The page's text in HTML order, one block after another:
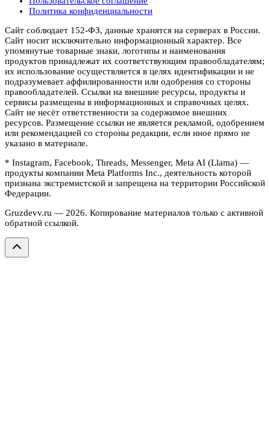
Политика конфиденциальности
Сайт соблюдает 152-ФЗ, данные хранятся на серверах в России.
Сайт носит исключительно информационный характер. Все
упомянутые товарные знаки, логотипы и наименования
продуктов принадлежат их соответствующим правообладателям;
их использование осуществляется в целях идентификации и не
подразумевает аффилированности или одобрения со стороны
правообладателей. Ссылки на внешние ресурсы, продукты и
сервисы размещены в информационных и справочных целях.
Сайт не несёт ответственности за содержимое внешних
ресурсов. Размещение ссылки не является рекламой, одобрением
или рекомендацией со стороны редакции, если иное прямо не
указано в материале.
* Instagram, Facebook, Threads, Messenger, Meta AI (Llama) —
продукты компании Meta Platforms Inc., деятельность которой
признана экстремистской и запрещена на территории Российской
Федерации.
Gruzdevv.ru — 2026. Копирование материалов только с активной
обратной ссылкой.